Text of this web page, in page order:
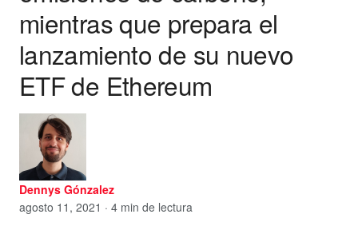
mientras que prepara el
lanzamiento de su nuevo
ETF de Ethereum
Dennys Gónzalez
agosto 11, 2021 · 4 min de lectura